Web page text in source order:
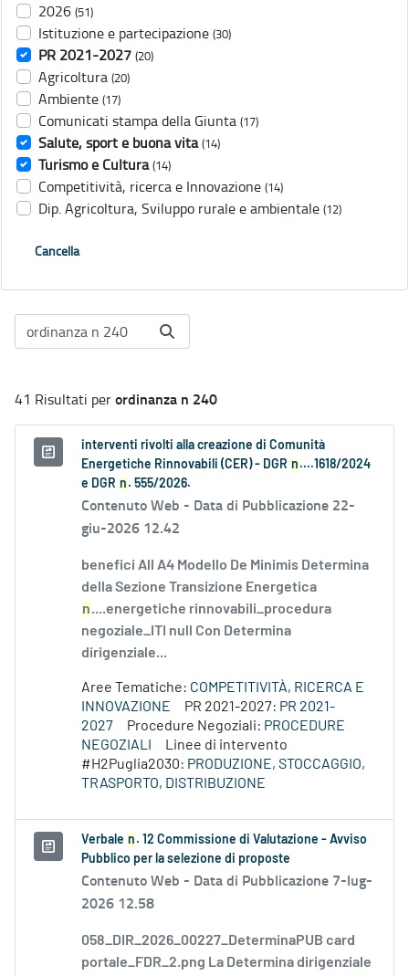
2026 (51)
Istituzione e partecipazione (30)
PR 2021-2027 (20)
Agricoltura (20)
Ambiente (17)
Comunicati stampa della Giunta (17)
Salute, sport e buona vita (14)
Turismo e Cultura (14)
Competitività, ricerca e Innovazione (14)
Dip. Agricoltura, Sviluppo rurale e ambientale (12)
Cancella
41 Risultati perordinanza n 240
interventi rivolti alla creazione di Comunità
Energetiche Rinnovabili (CER) - DGR n ....1618/2024
e DGR n . 555/2026.
Contenuto Web - Data di Pubblicazione 22-
giu-2026 12.42
benefici All A4 Modello De Minimis Determina
della Sezione Transizione Energetica
n....energetiche rinnovabili_procedura
negoziale_ITI null Con Determina
dirigenziale...
Aree Tematiche: COMPETITIVITÀ, RICERCA E
INNOVAZIONE
PR 2021-2027: PR 2021-
2027
Procedure Negoziali: PROCEDURE
NEGOZIALI
Linee di intervento
#H2Puglia2030: PRODUZIONE, STOCCAGGIO,
TRASPORTO, DISTRIBUZIONE
Verbale n . 12 Commissione di Valutazione - Avviso
Pubblico per la selezione di proposte
Contenuto Web - Data di Pubblicazione 7-lug-
2026 12.58
058_DIR_2026_00227_DeterminaPUB card
portale_FDR_2.png La Determina dirigenziale